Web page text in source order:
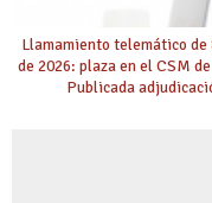
Llamamiento telemático de
de 2026: plaza en el CSM
Publicada